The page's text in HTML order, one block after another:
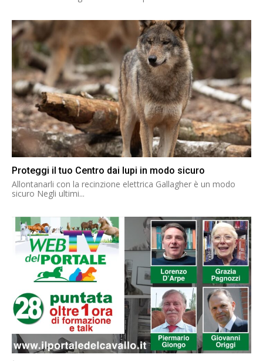
Proteggi il tuo Centro dai lupi in modo sicuro
Allontanarli con la recinzione elettrica Gallagher è un modo
sicuro Negli ultimi...